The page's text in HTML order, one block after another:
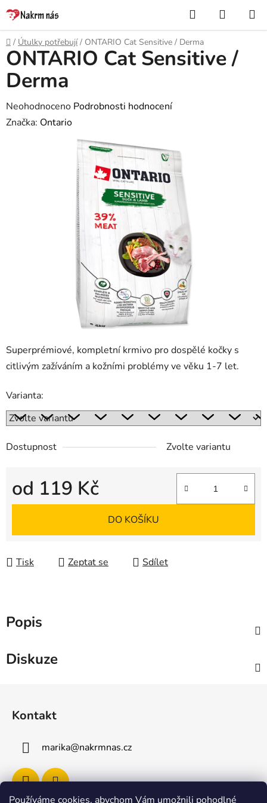
Používáme cookies, abychom Vám umožnili pohodlné
Přejít
na
obsah
Hledat
KOŠÍK
Domů
/ Útulky potřebují / ONTARIO Cat Sensitive / Derma
Superprémiové, kompletní krmivo pro dospělé kočky s
citlivým zažíváním a kožními problémy ve věku 1-7 let.
Varianta:
Dostupnost Zvolte variantu
od 119 Kč
Měrná cena:
DO KOŠÍKU
Tisk Zeptat se Sdílet
ONTARIO Cat Sensitive /
Derma
Průměrné
hodnocení
Neohodnoceno Podrobnosti hodnocení
Značka: Ontario
Popis
Diskuze
Kontakt
marika@nakrmnas.cz